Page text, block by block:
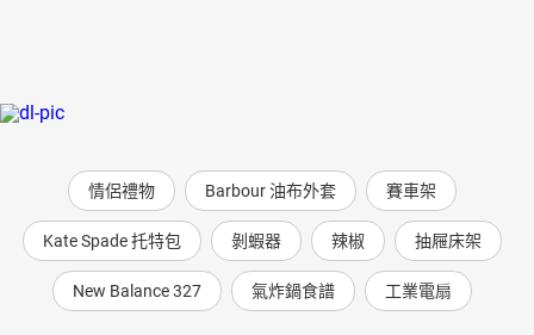
情侶禮物 Barbour 油布外套 賽車架
Kate Spade 托特包 剝蝦器 辣椒 抽屜床架
New Balance 327 氣炸鍋食譜 工業電扇